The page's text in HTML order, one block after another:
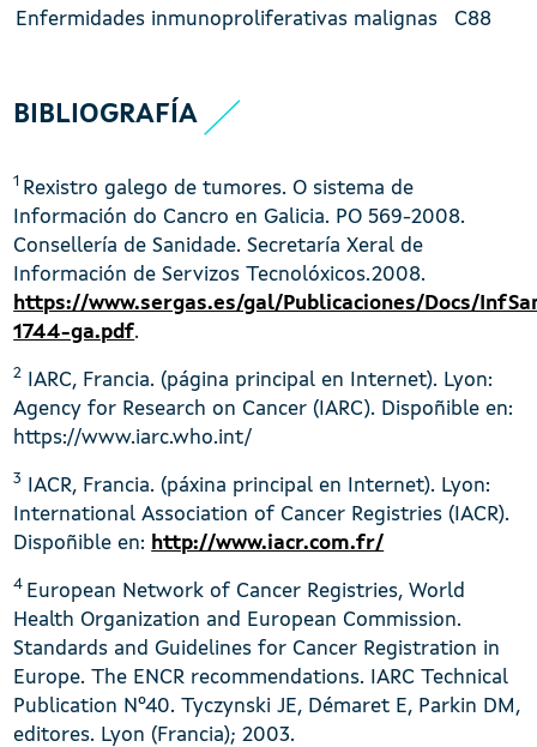
Enfermidades inmunoproliferativas malignas
C88
BIBLIOGRAFÍA
1
Rexistro galego de tumores. O sistema de
Información do Cancro en Galicia. PO 569-2008.
Consellería de Sanidade. Secretaría Xeral de
Información de Servizos Tecnolóxicos.2008.
https://www.sergas.es/gal/Publicaciones/Docs/
1744-ga.pdf.
2
IARC, Francia. (página principal en Internet). Lyon:
Agency for Research on Cancer (IARC). Dispoñible en:
https://www.iarc.who.int/
3
IACR, Francia. (páxina principal en Internet). Lyon:
International Association of Cancer Registries (IACR).
Dispoñible en: http://www.iacr.com.fr/
4 European Network of Cancer Registries, World
Health Organization and European Commission.
Standards and Guidelines for Cancer Registration in
Europe. The ENCR recommendations. IARC Technical
Publication Nº40. Tyczynski JE, Démaret E, Parkin DM,
editores. Lyon (Francia); 2003.